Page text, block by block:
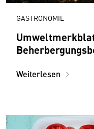
GASTRONOMIE
Weiterlesen